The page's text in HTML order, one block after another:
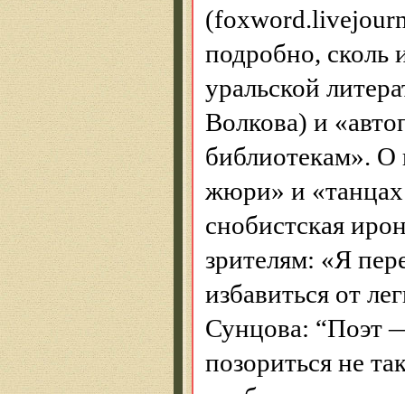
подробно, сколь
уральской
Волкова) и
библиотекам».
жюри» и
снобистская
зрителям: «Я
избавиться от
Сунцова: “Поэт
позориться не